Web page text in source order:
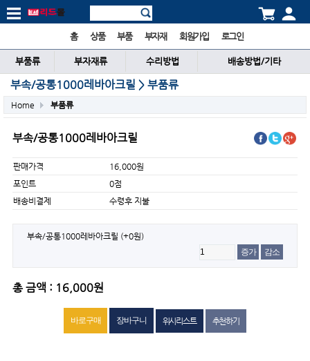
홈 상품 부품 부자재 회원가입 로그인
부품류 부자재류 수리방법 배송방법/기타
부속/공통1000레바아크릴 > 부품류
Home 부품류
부속/공통1000레바아크릴
판매가격
16,000원
포인트
0점
배송비결제
수령후 지불
부속/공통1000레바아크릴 (+0원)
증가
감소
총 금액 : 16,000원
위시리스트 추천하기